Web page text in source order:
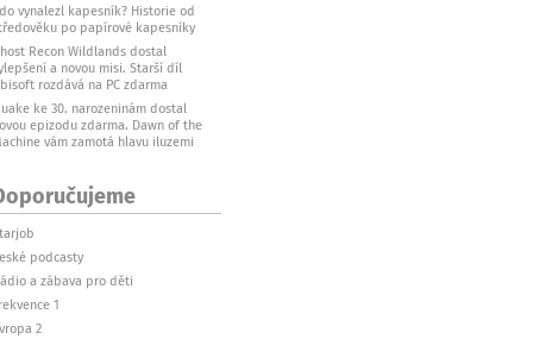
vynalezl kapesník? Historie od
po papírové kapesníky
Recon Wildlands dostal
a novou misi. Starší díl
rozdává na PC zdarma
ke 30. narozeninám dostal
epizodu zdarma. Dawn of the
vám zamotá hlavu iluzemi
podcasty
a zábava pro děti
1
2